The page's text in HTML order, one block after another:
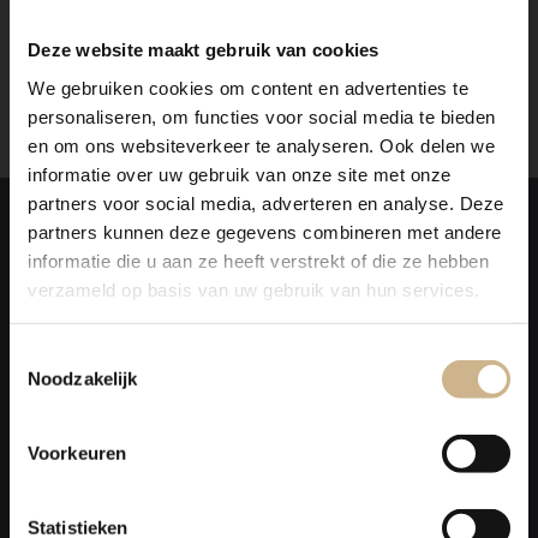
Deze website maakt gebruik van cookies
We gebruiken cookies om content en advertenties te
personaliseren, om functies voor social media te bieden
en om ons websiteverkeer te analyseren. Ook delen we
informatie over uw gebruik van onze site met onze
partners voor social media, adverteren en analyse. Deze
partners kunnen deze gegevens combineren met andere
informatie die u aan ze heeft verstrekt of die ze hebben
verzameld op basis van uw gebruik van hun services.
Noodzakelijk
Voorkeuren
Statistieken
Laat je INSPIREREN